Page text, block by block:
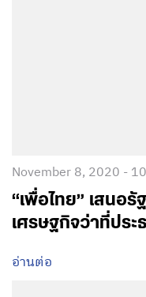
November 8, 2020 -
“เพื่อไทย” เสนอ
เศรษฐกิจว่าที่ปร
อ่านต่อ